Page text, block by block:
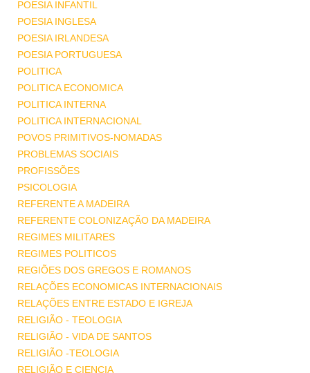
POESIA INFANTIL
POESIA INGLESA
POESIA IRLANDESA
POESIA PORTUGUESA
POLITICA
POLITICA ECONOMICA
POLITICA INTERNA
POLITICA INTERNACIONAL
POVOS PRIMITIVOS-NOMADAS
PROBLEMAS SOCIAIS
PROFISSÕES
PSICOLOGIA
REFERENTE A MADEIRA
REFERENTE COLONIZAÇÃO DA MADEIRA
REGIMES MILITARES
REGIMES POLITICOS
REGIÕES DOS GREGOS E ROMANOS
RELAÇÕES ECONOMICAS INTERNACIONAIS
RELAÇÕES ENTRE ESTADO E IGREJA
RELIGIÃO - TEOLOGIA
RELIGIÃO - VIDA DE SANTOS
RELIGIÃO -TEOLOGIA
RELIGIÃO E CIENCIA